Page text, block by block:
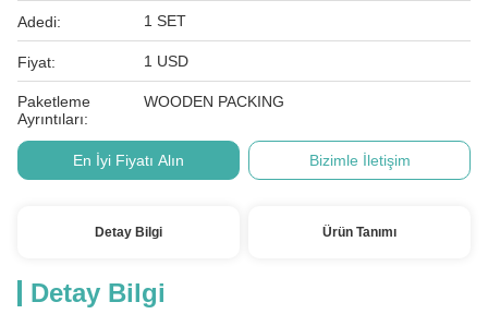
Adedi: 1 SET
Fiyat: 1 USD
Paketleme
Ayrıntıları:
WOODEN PACKING
En İyi Fiyatı Alın Bizimle İletişim
Detay Bilgi Ürün Tanımı
Detay Bilgi